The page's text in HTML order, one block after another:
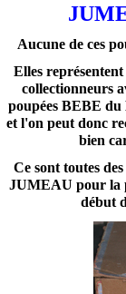
Aucune de ces
Elles
collectionneurs
poupées BEBE
et l'on peut donc
bien
Ce sont toutes
JUMEAU pour la
début